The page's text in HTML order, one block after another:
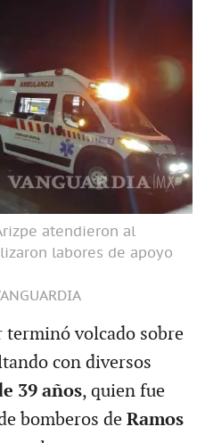
atendieron al
labores de apoyo
volcado sobre
con diversos
39 años, quien fue
bomberos de Ramos